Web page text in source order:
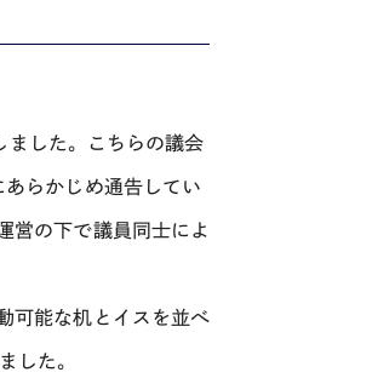
ました。こちらの議会
らかじめ通告してい
営の下で議員同士によ
可能な机とイスを並べ
した。